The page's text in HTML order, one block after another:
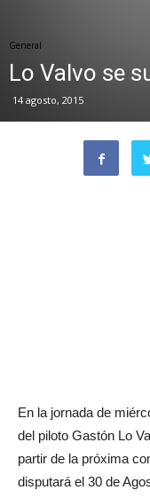
General
Lo Valvo se
14 agosto, 2015
En la jornada de
del piloto Gastón Lo
partir de la próxima
disputará el 30 de